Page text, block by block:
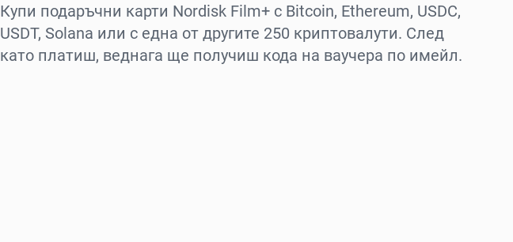
Купи подаръчни карти Nordisk Film+ с Bitcoin, Ethereum, USDC,
USDT, Solana или с една от другите 250 криптовалути. След
като платиш, веднага ще получиш кода на ваучера по имейл.